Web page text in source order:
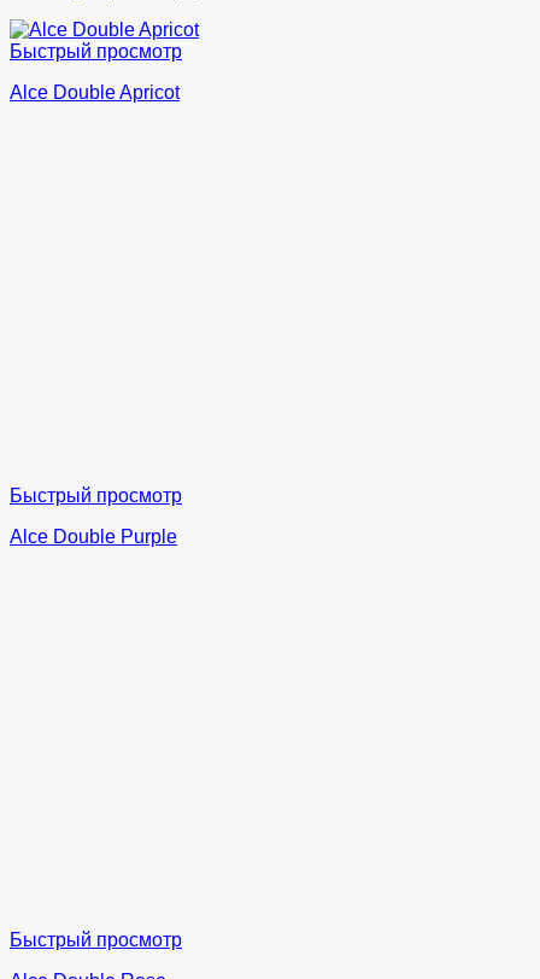
Быстрый просмотр
Alce Double Apricot
Быстрый просмотр
Alce Double Purple
Быстрый просмотр